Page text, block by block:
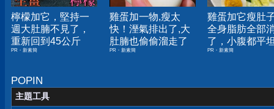
檸檬加它，堅持一
週大肚腩不見了，
重新回到45公斤
PR・新素簡
雞蛋加一物,瘦太
快！溼氣排出了,大
肚腩也偷偷溜走了
PR・新素簡
雞蛋加它瘦肚
全身脂肪全部
了，小腹都平
PR・新素簡
POPIN
主題工具